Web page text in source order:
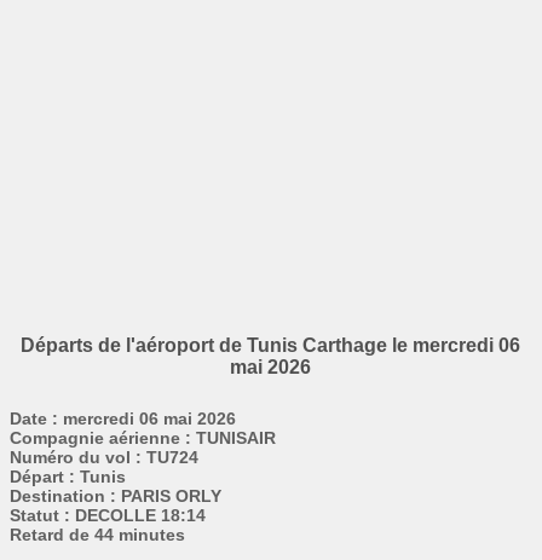
Départs de l'aéroport de Tunis Carthage le mercredi 06
mai 2026
Date : mercredi 06 mai 2026
Compagnie aérienne : TUNISAIR
Numéro du vol : TU724
Départ : Tunis
Destination : PARIS ORLY
Statut : DECOLLE 18:14
Retard de 44 minutes